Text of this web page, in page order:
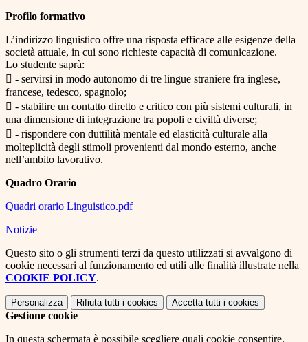
Profilo formativo
L’indirizzo linguistico offre una risposta efficace alle esigenze della
società attuale, in cui sono richieste capacità di comunicazione.
Lo studente saprà:
 - servirsi in modo autonomo di tre lingue straniere fra inglese,
francese, tedesco, spagnolo;
 - stabilire un contatto diretto e critico con più sistemi culturali, in
una dimensione di integrazione tra popoli e civiltà diverse;
 - rispondere con duttilità mentale ed elasticità culturale alla
molteplicità degli stimoli provenienti dal mondo esterno, anche
nell’ambito lavorativo.
Quadro Orario
Quadri orario Linguistico.pdf
Notizie
Questo sito o gli strumenti terzi da questo utilizzati si avvalgono di
cookie necessari al funzionamento ed utili alle finalità illustrate nella
COOKIE POLICY.
Personalizza Rifiuta tutti i cookies Accetta tutti i cookies
Gestione cookie
In questa schermata è possibile scegliere quali cookie consentire.